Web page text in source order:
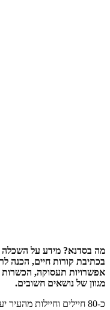
מה בסדנא? מידע על השכלה
בכתיבת קורות חיים, הכנה
אפשרויות תעסוקה, הכשרות
מגוון של נושאים חשובים.
כ-80 חיילים וחיילות